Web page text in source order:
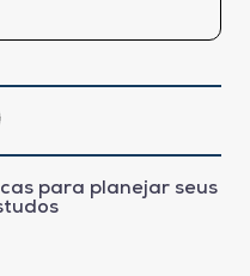
para planejar seus